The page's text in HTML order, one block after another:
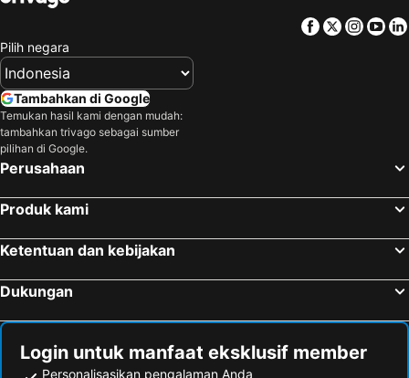
The Art Hotel
Shangri-La Hotel, Shenzhen
Shenzhen Dongmen Colour Hotel
Shenzhen Sunshine Hotel, Luohu
Hampton by Hilton Shenzhen Futian Huaqiangbei
Metro Grand Hotel
Hampton by Hilton Shenzhen Futian Port
Hilton Shenzhen Futian
JW Marriott Hotel Shenzhen Bao'an
Dynasty Business Hotel
深圳江苏宾馆
Hanting Hotel Shenzhen Huaqiang North Zhenxing Road
Vienna Hotel Tianbao Road
Sichuan Hotel Shenzhen,Near Huaqiang North
Central Metro Station
Langham Place
Kowloon Metro Station
Distrik Luohu
Kowloon Station
Liwan District
Tsuen Wan
LOHAS Park Metro Station
Grandview Mall
Guangzhou Railway station
Luohu border crossing
Admiralty Metro Station
Casino Lisboa
Teemall
South China University of Technology
Futian border crossing
Facebook
Twitter
Pilih negara
Tambahkan di Google
Temukan hasil kami dengan mudah:
tambahkan trivago sebagai sumber
pilihan di Google.
Perusahaan
Produk kami
Ketentuan dan kebijakan
Dukungan
Login untuk manfaat eksklusif member
Personalisasikan pengalaman Anda